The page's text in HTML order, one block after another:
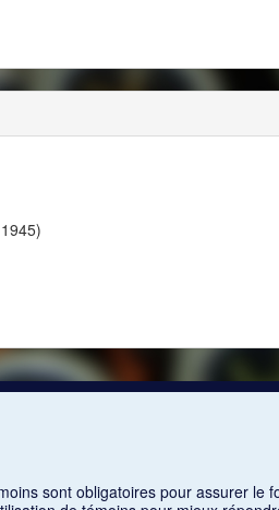
sont obligatoires pour assurer le